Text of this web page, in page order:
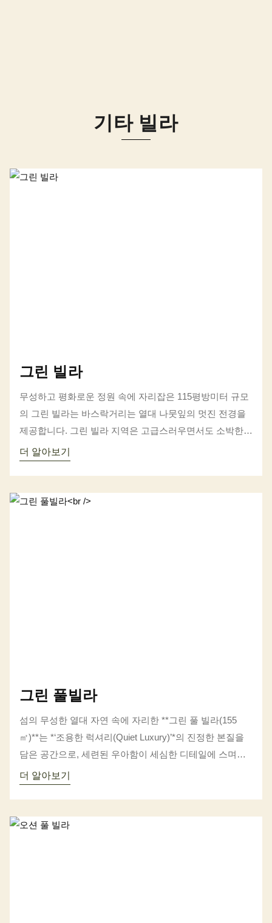
기타 빌라
그린 빌라
무성하고 평화로운 정원 속에 자리잡은 115평방미터 규모
의 그린 빌라는 바스락거리는 열대 나뭇잎의 멋진 전경을
제공합니다. 그린 빌라 지역은 고급스러우면서도 소박한
스타일과 수공예 인테리어 제품 컬렉션을 선보이며 자연
애호가를 위한 이상적인 천국을 보여줍니다
더 알아보기
그린 풀빌라
섬의 무성한 열대 자연 속에 자리한 **그린 풀 빌라(155
㎡)**는 *‘조용한 럭셔리(Quiet Luxury)’*의 진정한 본질을
담은 공간으로, 세련된 우아함이 세심한 디테일에 스며들
고 자연이 모든 경험의 중심이 됩니다. 정원 전망을 품은
32㎡ 규모의 전용 수영장은 자연의 숨결 속에서 온전한 평
제공합니다.
더 알아보기